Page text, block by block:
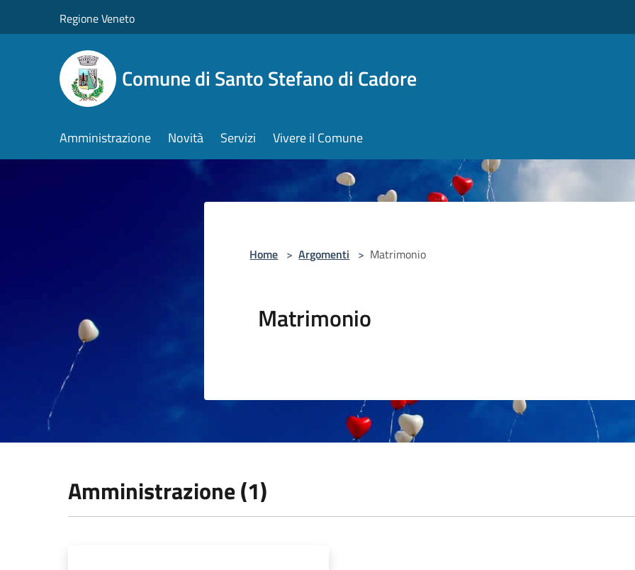
Regione Veneto
Comune di Santo Stefano di Cadore
Amministrazione Novità Servizi Vivere il Comune
Home > Argomenti > Matrimonio
Matrimonio
Amministrazione (1)